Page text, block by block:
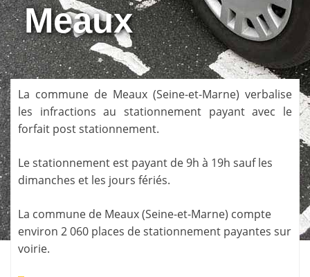
Meaux
La commune de Meaux (Seine-et-Marne) verbalise
les infractions au stationnement payant avec le
forfait post stationnement.
Le stationnement est payant de 9h à 19h sauf les
dimanches et les jours fériés.
La commune de Meaux(Seine-et-Marne) compte
environ 2 060 places de stationnement payantes sur
voirie.